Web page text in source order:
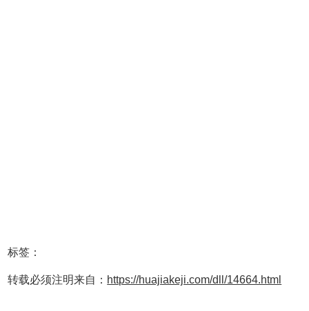
标签：
转载必须注明来自： https://huajiakeji.com/dll/14664.html